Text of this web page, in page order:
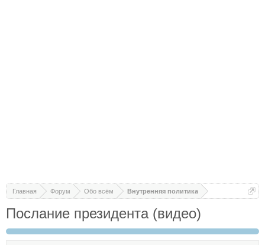
Главная Форум Обо всём Внутренняя политика
Послание президента (видео)